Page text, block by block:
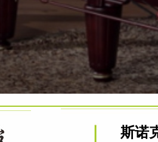
斯诺